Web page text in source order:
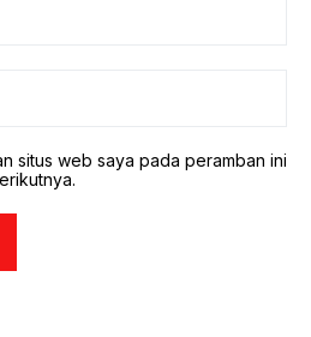
situs web saya pada peramban ini